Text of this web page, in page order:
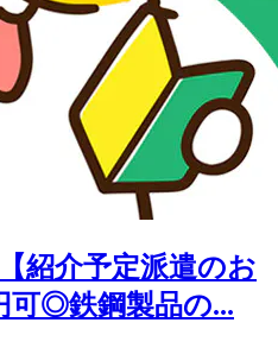
紹介予定派遣のお
可◎鉄鋼製品の...